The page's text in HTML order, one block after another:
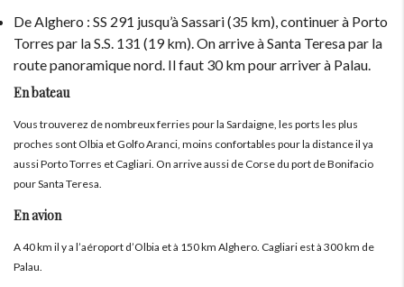
De Alghero : SS 291 jusqu’à Sassari (35 km), continuer à Porto
Torres par la S.S. 131 (19 km). On arrive à Santa Teresa par la
route panoramique nord. Il faut 30 km pour arriver à Palau.
En bateau
Vous trouverez de nombreux ferries pour la Sardaigne, les ports les plus
proches sont Olbia et Golfo Aranci, moins confortables pour la distance il ya
aussi Porto Torres et Cagliari. On arrive aussi de Corse du port de Bonifacio
pour Santa Teresa.
En avion
A 40 km il y a l’aéroport d’Olbia et à 150 km Alghero. Cagliari est à 300 km de
Palau.